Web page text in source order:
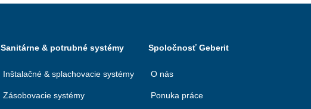
Sanitárne & potrubné systémy
Inštalačné & splachovacie systémy
Zásobovacie systémy
Spoločnosť Geberit
O nás
Ponuka práce